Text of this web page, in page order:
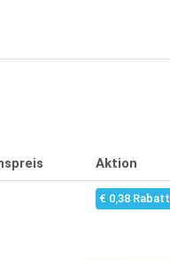
Aktion
€ 0,38 Rabatt